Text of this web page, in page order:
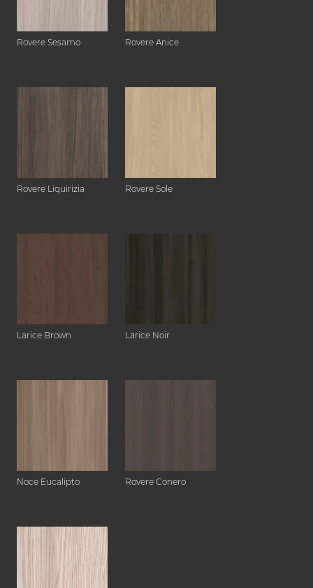
Rovere Sesamo Rovere Anice
Rovere Liquirizia Rovere Sole
Larice Brown Larice Noir
Noce Eucalipto Rovere Conero